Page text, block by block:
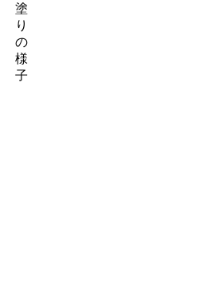
塗
り
の
様
子